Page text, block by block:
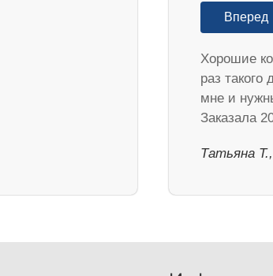
Вперед
Хорошие
раз такого
мне и
Заказала
Татьяна